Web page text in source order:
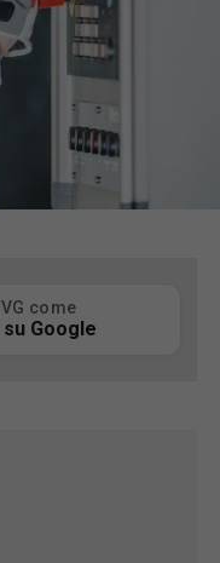
come
Google